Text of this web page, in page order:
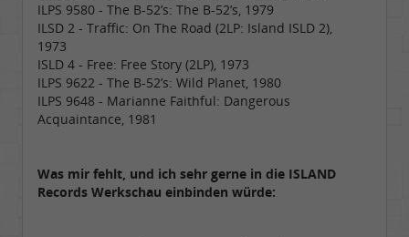
ILPS 9580 - The B-52’s: The B-52’s, 1979
ILSD 2 - Traffic: On The Road (2LP: Island ISLD 2),
1973
ISLD 4 - Free: Free Story (2LP), 1973
ILPS 9622 - The B-52’s: Wild Planet, 1980
ILPS 9648 - Marianne Faithful: Dangerous
Acquaintance, 1981
Was mir fehlt, und ich sehr gerne in die ISLAND
Records Werkschau einbinden würde: